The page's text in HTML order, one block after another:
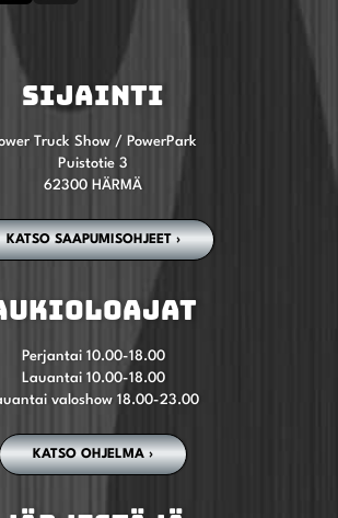
SIJAINTI
Truck Show / PowerPark
Puistotie 3
62300 HÄRMÄ
KATSO SAAPUMISOHJEET ›
Perjantai 10.00-18.00
Lauantai 10.00-18.00
valoshow 18.00-23.00
KATSO OHJELMA ›